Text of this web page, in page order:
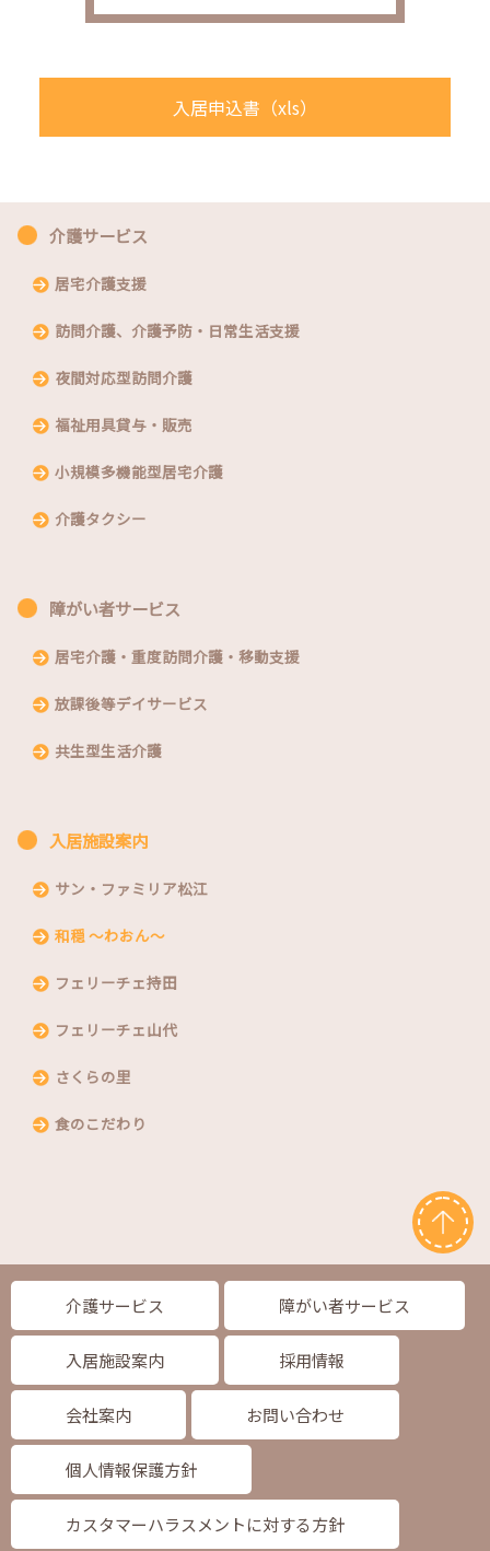
入居申込書（xls）
介護サービス
居宅介護支援
訪問介護、介護予防・日常生活支援
夜間対応型訪問介護
福祉用具貸与・販売
小規模多機能型居宅介護
介護タクシー
障がい者サービス
居宅介護・重度訪問介護・移動支援
放課後等デイサービス
共生型生活介護
入居施設案内
サン・ファミリア松江
和穏 〜わおん〜
フェリーチェ持田
フェリーチェ山代
さくらの里
食のこだわり
介護サービス 障がい者サービス
入居施設案内 採用情報
会社案内 お問い合わせ
個人情報保護方針
カスタマーハラスメントに対する方針